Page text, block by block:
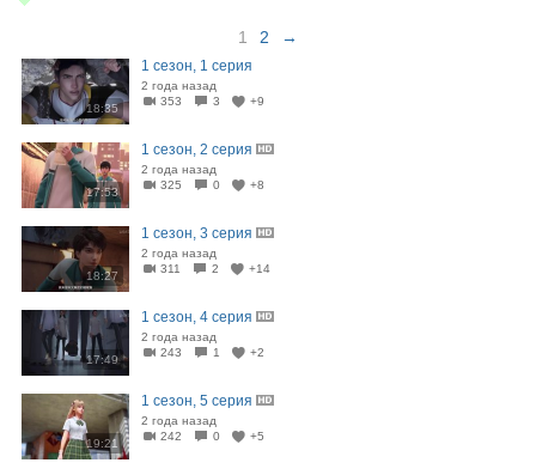
1 2 →
18:35
1 сезон, 1 серия
2 года назад
353
3 +9
17:53
1 сезон, 2 серия
2 года назад
325
0 +8
18:27
1 сезон, 3 серия
2 года назад
311
2 +14
17:49
1 сезон, 4 серия
2 года назад
243
1 +2
19:21
1 сезон, 5 серия
2 года назад
242
0 +5